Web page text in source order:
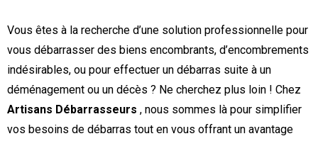
Vous êtes à la recherche d’une solution professionnelle pour
vous débarrasser des biens encombrants, d’encombrements
indésirables, ou pour effectuer un débarras suite à un
déménagement ou un décès ? Ne cherchez plus loin ! Chez
Artisans Débarrasseurs , nous sommes là pour simplifier
vos besoins de débarras tout en vous offrant un avantage